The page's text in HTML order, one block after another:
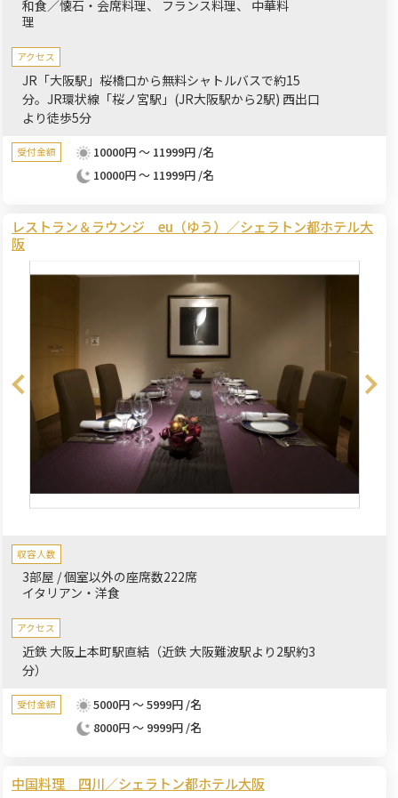
和食／懐石・会席料理
フランス料理
中華料
理
アクセス
JR「大阪駅」桜橋口から無料シャトルバスで約15
分。JR環状線「桜ノ宮駅」(JR大阪駅から2駅) 西出口
より徒歩5分
受付金額
10000円 ～ 11999円 /名
10000円 ～ 11999円 /名
レストラン＆ラウンジ eu（ゆう）／シェラトン都ホテル大
阪
収容人数
3部屋 / 個室以外の座席数222席
イタリアン・洋食
アクセス
近鉄 大阪上本町駅直結（近鉄 大阪難波駅より2駅約3
分）
受付金額
5000円 ～ 5999円 /名
8000円 ～ 9999円 /名
中国料理 四川／シェラトン都ホテル大阪